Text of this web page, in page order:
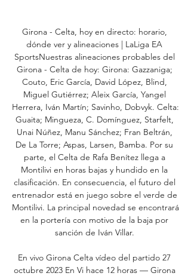
Girona - Celta, hoy en directo: horario,
dónde ver y alineaciones | LaLiga EA
SportsNuestras alineaciones probables del
Girona - Celta de hoy: Girona: Gazzaniga;
Couto, Eric García, David López, Blind,
Miguel Gutiérrez; Aleix García, Yangel
Herrera, Iván Martín; Savinho, Dobvyk. Celta:
Guaita; Mingueza, C. Domínguez, Starfelt,
Unai Núñez, Manu Sánchez; Fran Beltrán,
De La Torre; Aspas, Larsen, Bamba. Por su
parte, el Celta de Rafa Benítez llega a
Montilivi en horas bajas y hundido en la
clasificación. En consecuencia, el futuro del
entrenador está en juego sobre el verde de
Montilivi. La principal novedad se encontrará
en la portería con motivo de la baja por
sanción de Iván Villar.
En vivo Girona Celta vídeo del partido 27
octubre 2023 En Vi hace 12 horas — Girona